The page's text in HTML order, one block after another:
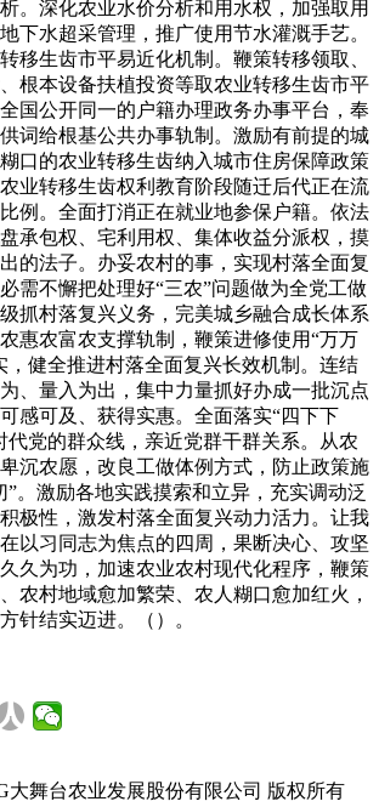
。深化农业水价分析和用水权，加强取用
下水超采管理，推广使用节水灌溉手艺。
移生齿市平易近化机制。鞭策转移领取、
根本设备扶植投资等取农业转移生齿市平
国公开同一的户籍办理政务办事平台，奉
词给根基公共办事轨制。激励有前提的城
口的农业转移生齿纳入城市住房保障政策
业转移生齿权利教育阶段随迁后代正在流
例。全面打消正在就业地参保户籍。依法
承包权、宅利用权、集体收益分派权，摸
的法子。办妥农村的事，实现村落全面复
需不懈把处理好“三农”问题做为全党工做
抓村落复兴义务，完美城乡融合成长体系
惠农富农支撑轨制，鞭策进修使用“万万
，健全推进村落全面复兴长效机制。连结
、量入为出，集中力量抓好办成一批沉点
感可及、获得实惠。全面落实“四下下
代党的群众线，亲近党群干群关系。从农
沉农愿，改良工做体例方式，防止政策施
”。激励各地实践摸索和立异，充实调动泛
极性，激发村落全面复兴动力活力。让我
以习同志为焦点的四周，果断决心、攻坚
久为功，加速农业农村现代化程序，鞭策
农村地域愈加繁荣、农人糊口愈加红火，
针结实迈进。（）。
大舞台农业发展股份有限公司 版权所有